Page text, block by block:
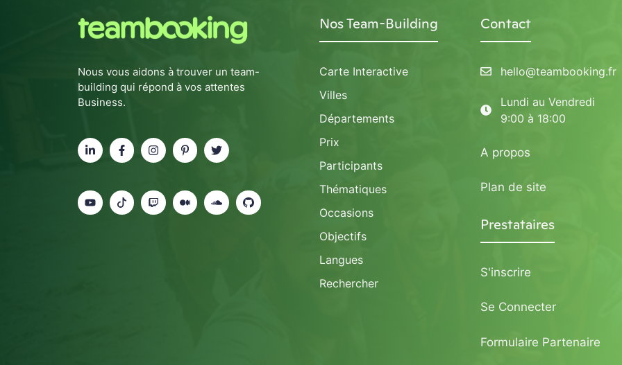
Nous vous aidons à trouver un team-
building qui répond à vos attentes
Business.
Nos Team-Building
Carte Interactive
Villes
Départements
Prix
Participants
Thématiques
Occasions
Objectifs
Langues
Rechercher
Contact
hello@teambooking.fr
Lundi au Vendredi
9:00 à 18:00
A propos
Plan de site
Prestataires
S'inscrire
Se Connecter
Formulaire Partenaire